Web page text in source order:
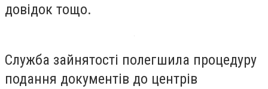
довідок тощо.
Служба зайнятості полегшила процедуру
подання документів до центрів